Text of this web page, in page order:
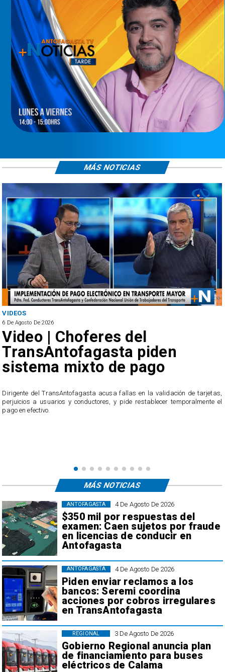
VIDEOS
6 De Agosto De 2026
Video | Choferes del
TransAntofagasta piden
sistema mixto de pago
​Dirigente del TransAntofagasta acusa fallas en la validación de tarjetas,
perjuicios a usuarios y conductores, y pide restablecer temporalmente el
pago en efectivo.
MÁS NOTICIAS
4 De Agosto De 2026
$350 mil por respuestas del
examen: Caen sujetos por fraude
en licencias de conducir en
Antofagasta
ANTOFAGASTA
4 De Agosto De 2026
Piden enviar reclamos a los
bancos: Seremi coordina
acciones por cobros irregulares
en TransAntofagasta
ANTOFAGASTA
3 De Agosto De 2026
Gobierno Regional anuncia plan
de financiamiento para buses
eléctricos de Calama
REGIONAL
MÁS NOTICIAS